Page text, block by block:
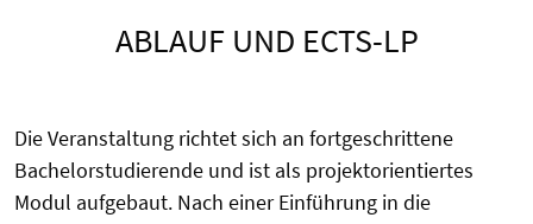
ABLAUF UND ECTS-LP
Die Veranstaltung richtet sich an fortgeschrittene
Bachelorstudierende und ist als projektorientiertes
Modul aufgebaut. Nach einer Einführung in die